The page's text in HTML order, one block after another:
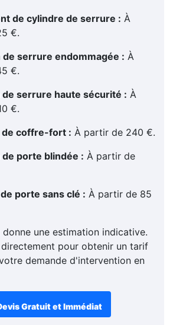
de cylindre de serrure : À
€.
de serrure endommagée : À
€.
de serrure haute sécurité : À
€.
de coffre-fort : À partir de 240 €.
porte blindée : À partir de
porte sans clé : À partir de 85
une estimation indicative.
pour obtenir un tarif
demande d'intervention en
Gratuit et Immédiat